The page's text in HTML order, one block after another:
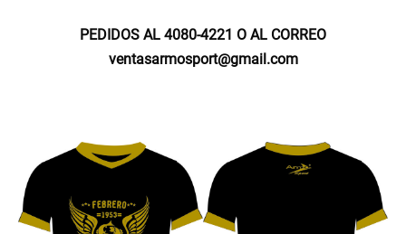
PEDIDOS AL 4080-4221 O AL CORREO
ventasarmosport@gmail.com